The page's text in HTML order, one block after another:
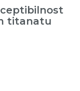
titanatu